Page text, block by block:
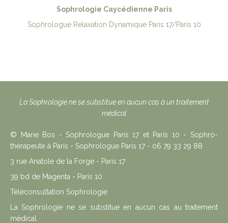
Sophrologie Caycédienne Paris
Sophrologue Relaxation Dynamique Paris 17/Paris 10
La Sophrologie ne se substitue en aucun cas à un traitement
médical
© Marie Bos - Sophrologue Paris 17 et Paris 10 - Sophro-
thérapeute à Paris - Sophrologue Paris 17 - 06 79 33 29 88
3 rue Anatole de la Forge - Paris 17
39 bd de Magenta - Paris 10
Téléconsultation Sophrologie
La Sophrologie ne se substitue en aucun cas au traitement
médical.